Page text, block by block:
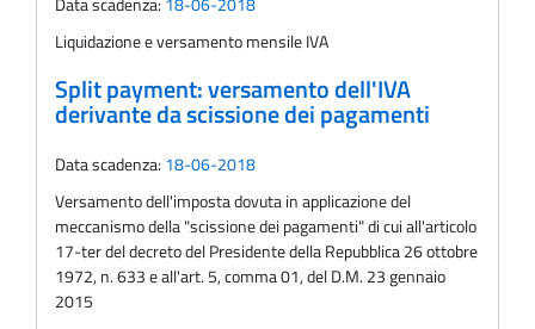
Liquidazione e versamento mensile IVA
Split payment: versamento dell'IVA
derivante da scissione dei pagamenti
Data scadenza: 18-06-2018
Versamento dell'imposta dovuta in applicazione del
meccanismo della "scissione dei pagamenti" di cui all'articolo
17-ter del decreto del Presidente della Repubblica 26 ottobre
1972, n. 633 e all'art. 5, comma 01, del D.M. 23 gennaio
2015